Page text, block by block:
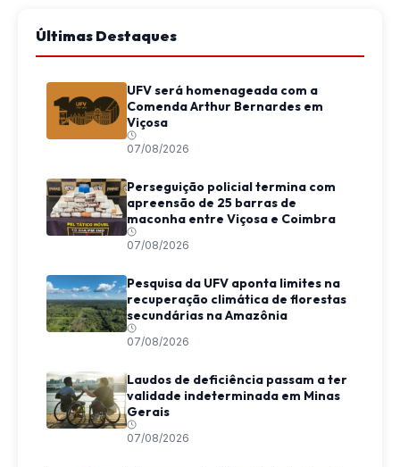
Últimas Destaques
UFV será homenageada com a
Comenda Arthur Bernardes em
Viçosa
07/08/2026
Perseguição policial termina com
apreensão de 25 barras de
maconha entre Viçosa e Coimbra
07/08/2026
Pesquisa da UFV aponta limites na
recuperação climática de florestas
secundárias na Amazônia
07/08/2026
Laudos de deficiência passam a ter
validade indeterminada em Minas
Gerais
07/08/2026